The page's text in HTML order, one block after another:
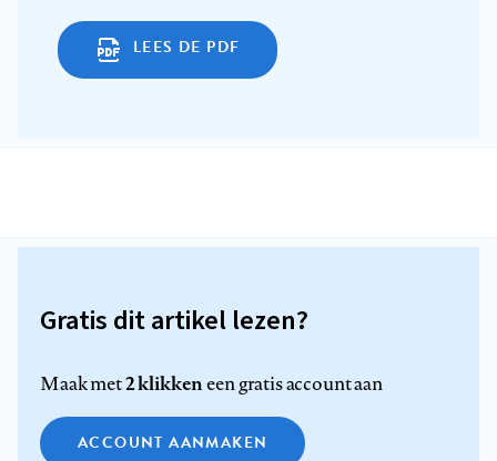
LEES DE PDF
Gratis dit artikel lezen?
Maak met2 klikkeneen gratis account aan
ACCOUNT AANMAKEN